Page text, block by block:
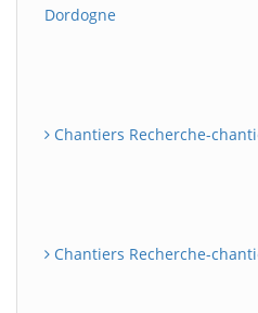
Dordogne
Chantiers Recherche-
Chantiers Recherche-